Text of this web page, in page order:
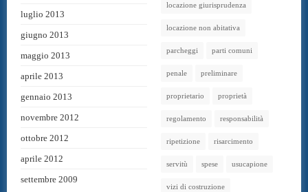
luglio 2013
giugno 2013
maggio 2013
aprile 2013
gennaio 2013
novembre 2012
ottobre 2012
aprile 2012
settembre 2009
locazione giurisprudenza
locazione non abitativa
parcheggi parti comuni
penale preliminare
proprietario proprietà
regolamento responsabilità
ripetizione risarcimento
servitù spese usucapione
vizi di costruzione